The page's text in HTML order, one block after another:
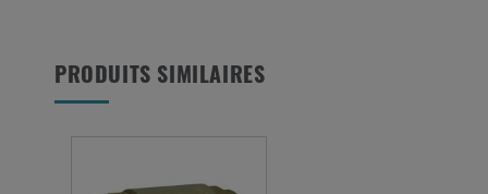
PRODUITS SIMILAIRES